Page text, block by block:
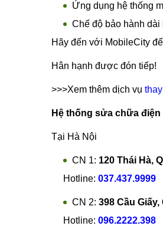
Ứng dụng hệ thống
Chế độ bảo hành dài
Hãy đến với MobileCity
Hân hạnh được đón tiếp!
>>>Xem thêm dịch vụ
Hệ thống sửa chữa
Tại Hà Nội
CN 1: 120 Thái Hà,
Hotline: 037.437.9999
CN 2: 398 Cầu Giấy,
Hotline: 096.2222.398